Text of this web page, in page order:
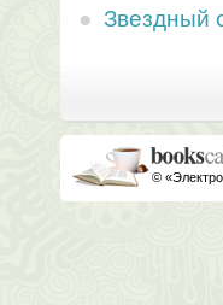
Звездный
©